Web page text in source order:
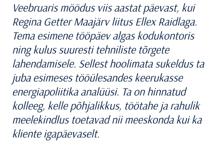
Veebruaris möödus viis aastat päevast, kui
Regina Getter Maajärv liitus Ellex Raidlaga.
Tema esimene tööpäev algas kodukontoris
ning kulus suuresti tehniliste tõrgete
lahendamisele. Sellest hoolimata sukeldus ta
juba esimeses tööülesandes keerukasse
energiapoliitika analüüsi. Ta on hinnatud
kolleeg, kelle põhjalikkus, töötahe ja rahulik
meelekindlus toetavad nii meeskonda kui ka
kliente igapäevaselt.